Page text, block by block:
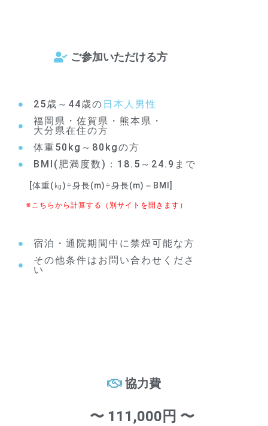
ご参加いただける方
25歳～44歳の 日本人男性
福岡県・佐賀県・熊本県・
大分県在住の方
体重50kg～80kgの方
BMI(肥満度数)：18.5～24.9まで
[体重(㎏)÷身長(m)÷身長(m)＝BMI]
※こちらから計算する（別サイトを開きます）
宿泊・通院期間中に禁煙可能な方
その他条件はお問い合わせくださ
い
協力費
〜 111,000円 〜